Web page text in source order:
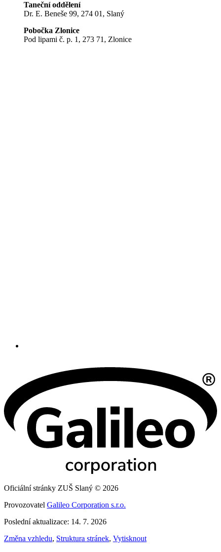
Taneční oddělení
Dr. E. Beneše 99, 274 01, Slaný
Pobočka Zlonice
Pod lipami č. p. 1, 273 71, Zlonice
Oficiální stránky ZUŠ Slaný © 2026
Provozovatel Galileo Corporation s.r.o.
Poslední aktualizace: 14. 7. 2026
Změna vzhledu, Struktura stránek, Vytisknout